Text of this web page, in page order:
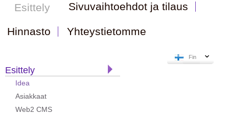
Esittely Sivuvaihtoehdot ja tilaus
Hinnasto Yhteystietomme
Fin
Esittely
Idea
Asiakkaat
Web2 CMS